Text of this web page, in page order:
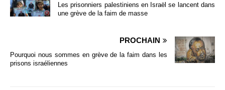
Les prisonniers palestiniens en Israël se lancent dans
une grève de la faim de masse
PROCHAIN
Pourquoi nous sommes en grève de la faim dans les
prisons israéliennes